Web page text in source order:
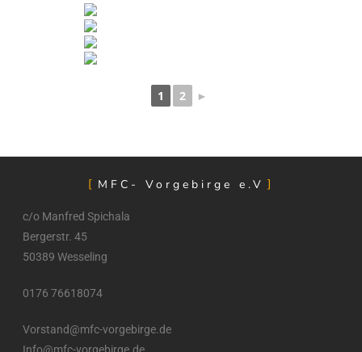
1 2 ►
MFC- Vorgebirge e.V
c/o Manfred Spichala
Bergerstr. 45
50389 Wesseling
0176 76618074
Vorstand@mfc-vorgebirge.de